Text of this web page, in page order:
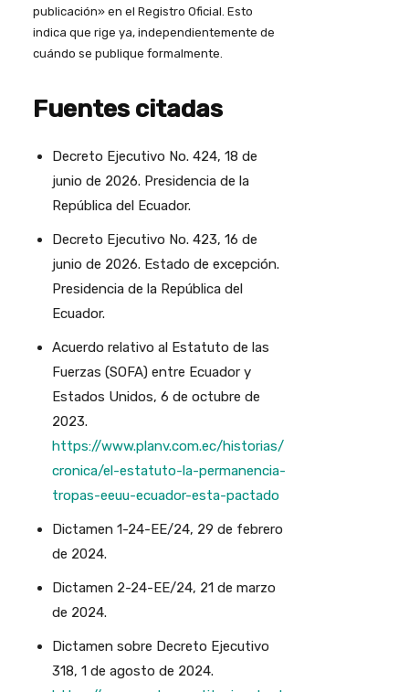
publicación» en el Registro Oficial. Esto
indica que rige ya, independientemente de
cuándo se publique formalmente.
Fuentes citadas
Decreto Ejecutivo No. 424, 18 de
junio de 2026. Presidencia de la
República del Ecuador.
Decreto Ejecutivo No. 423, 16 de
junio de 2026. Estado de excepción.
Presidencia de la República del
Ecuador.
Acuerdo relativo al Estatuto de las
Fuerzas (SOFA) entre Ecuador y
Estados Unidos, 6 de octubre de
2023.
https://www.planv.com.ec/historias/
cronica/el-estatuto-la-permanencia-
tropas-eeuu-ecuador-esta-pactado
Dictamen 1-24-EE/24, 29 de febrero
de 2024.
Dictamen 2-24-EE/24, 21 de marzo
de 2024.
Dictamen sobre Decreto Ejecutivo
318, 1 de agosto de 2024.